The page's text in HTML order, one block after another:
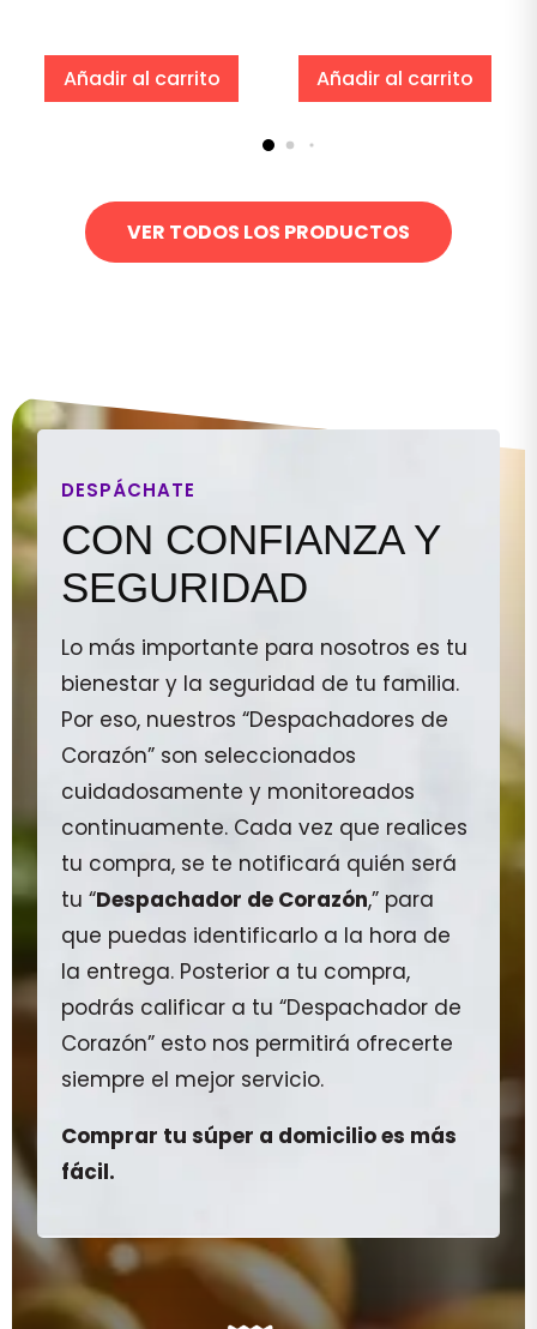
Añadir al carrito Añadir al carrito
VER TODOS LOS PRODUCTOS
DESPÁCHATE
CON CONFIANZA Y
SEGURIDAD
Lo más importante para nosotros es tu
bienestar y la seguridad de tu familia.
Por eso, nuestros “Despachadores de
Corazón” son seleccionados
cuidadosamente y monitoreados
continuamente. Cada vez que realices
tu compra, se te notificará quién será
tu “Despachador de Corazón,” para
que puedas identificarlo a la hora de
la entrega. Posterior a tu compra,
podrás calificar a tu “Despachador de
Corazón” esto nos permitirá ofrecerte
siempre el mejor servicio.
Comprar tu súper a domicilio es más
fácil.